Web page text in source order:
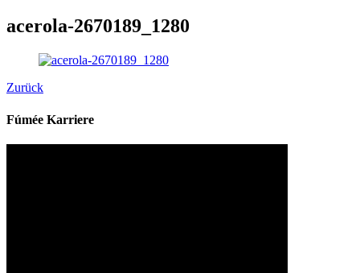
acerola-2670189_1280
Zurück
Fúmée Karriere